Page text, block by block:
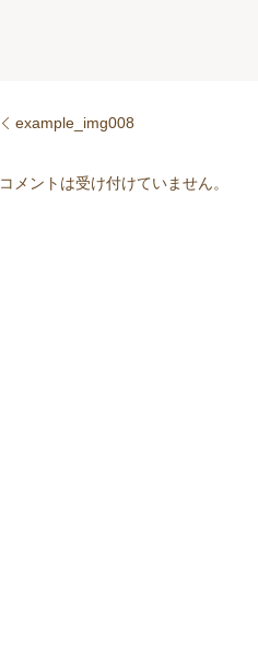
example_img008
コメントは受け付けていません。